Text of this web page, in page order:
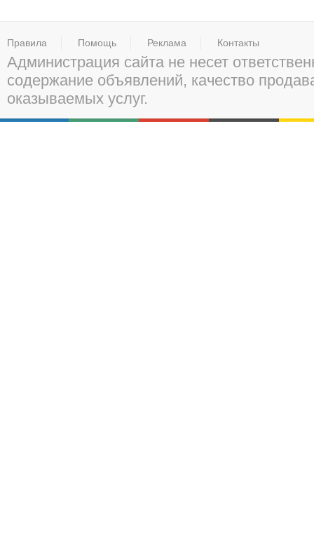
Правила Помощь Реклама Контакты
Администрация сайта не несет
содержание объявлений, качество
оказываемых услуг.